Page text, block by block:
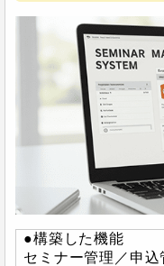
●構築した機能
セミナー管理／申